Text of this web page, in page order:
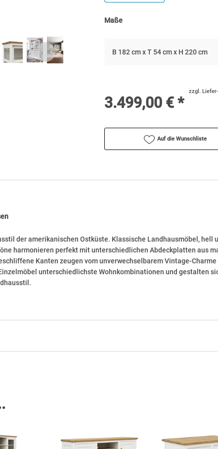
Maße
B 182 cm x T 54 cm x H 220 cm
3.499,00 € *
zzgl.
Auf die Wunschliste
der amerikanischen Ostküste. Klassische Landhausmöbel,
harmonieren perfekt mit unterschiedlichen Abdeckplatten aus
Kanten zeugen vom unverwechselbarem Vintage-
unterschiedlichste Wohnkombinationen und gestalten